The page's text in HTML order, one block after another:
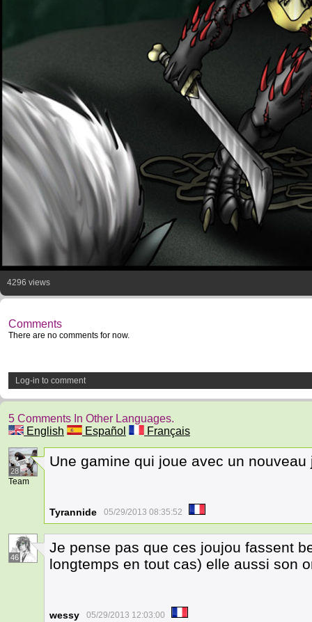
4296 views
Comments
There are no comments for now.
Log-in to comment
5 Comments In Other Languages.
English
Español Français
28
Team
Une gamine qui joue avec un
Tyrannide 05/29/2013 08:35:52
46
Je pense pas que ces joujou fassent
longtemps en tout cas) elle aussi son
wessy 05/29/2013 12:03:00